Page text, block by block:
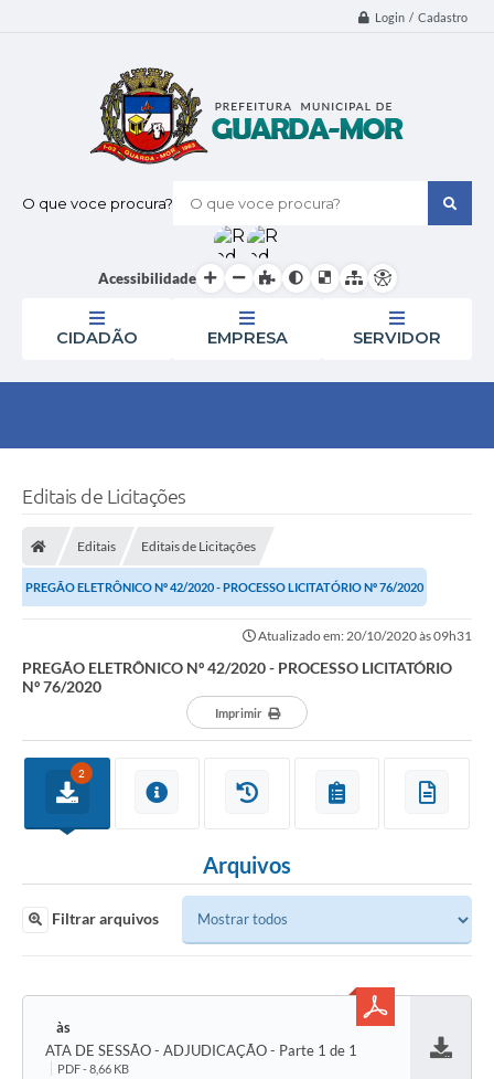
Login / Cadastro
O que voce procura?
Acessibilidade
CIDADÃO EMPRESA SERVIDOR
Editais de Licitações
Editais Editais de Licitações
PREGÃO ELETRÔNICO Nº 42/2020 - PROCESSO LICITATÓRIO Nº 76/2020
Atualizado em: 20/10/2020 às 09h31
PREGÃO ELETRÔNICO Nº 42/2020 - PROCESSO LICITATÓRIO
Nº 76/2020
Imprimir
2
Arquivos
Filtrar arquivos
ATA DE SESSÃO - ADJUDICAÇÃO - Parte 1 de 1
PDF - 8,66 KB